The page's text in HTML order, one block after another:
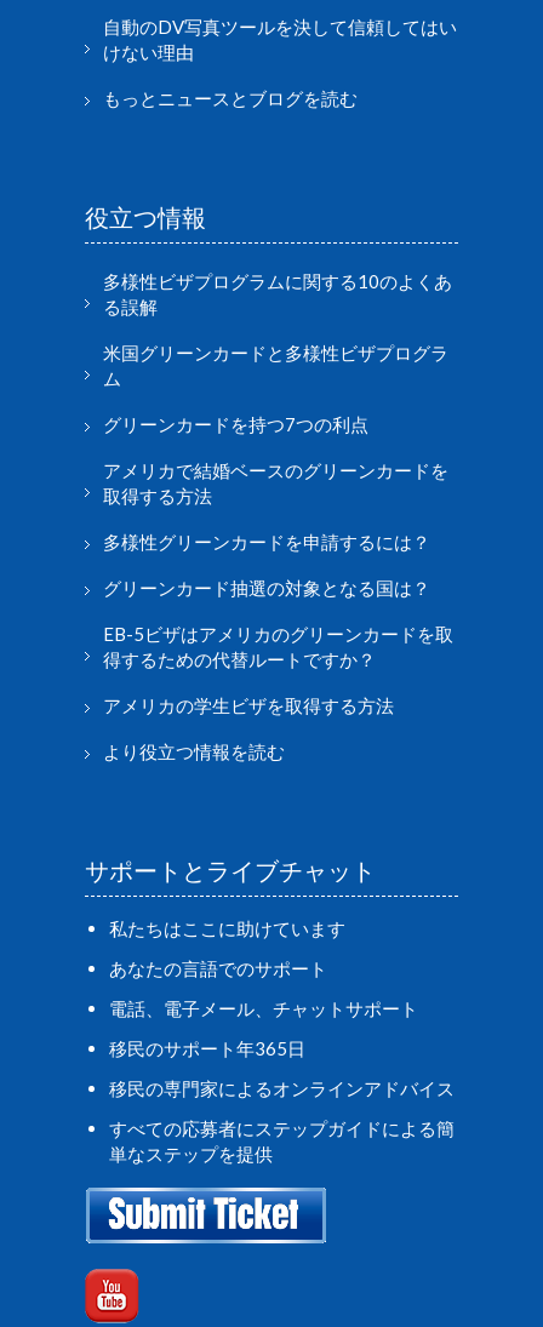
自動のDV写真ツールを決して信頼してはい
けない理由
もっとニュースとブログを読む
役立つ情報
多様性ビザプログラムに関する10のよくあ
る誤解
米国グリーンカードと多様性ビザプログラ
ム
グリーンカードを持つ7つの利点
アメリカで結婚ベースのグリーンカードを
取得する方法
多様性グリーンカードを申請するには？
グリーンカード抽選の対象となる国は？
EB-5ビザはアメリカのグリーンカードを取
得するための代替ルートですか？
アメリカの学生ビザを取得する方法
より役立つ情報を読む
サポートとライブチャット
私たちはここに助けています
あなたの言語でのサポート
電話、電子メール、チャットサポート
移民のサポート年365日
移民の専門家によるオンラインアドバイス
すべての応募者にステップガイドによる簡
単なステップを提供